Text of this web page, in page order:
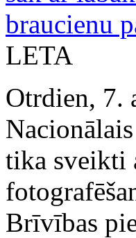
LETA
Otrdien, 7.
tika sveikti
Brīvības